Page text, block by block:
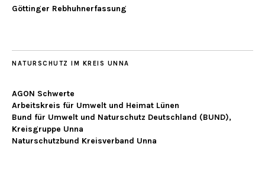
Göttinger Rebhuhnerfassung
NATURSCHUTZ IM KREIS UNNA
AGON Schwerte
Arbeitskreis für Umwelt und Heimat Lünen
Bund für Umwelt und Naturschutz Deutschland (BUND),
Kreisgruppe Unna
Naturschutzbund Kreisverband Unna